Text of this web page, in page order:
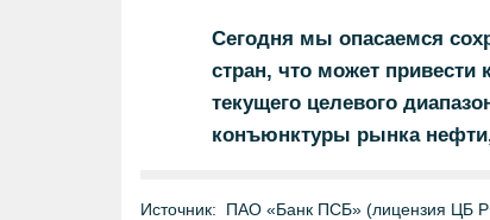
Сегодня мы опасаемся
стран, что может
текущего целевого
конъюнктуры рынка
Источник: ПАО «Банк ПСБ» (лицензия ЦБ